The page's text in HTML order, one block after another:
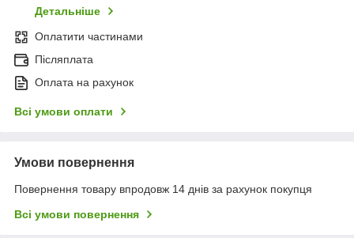
Детальніше
Оплатити частинами
Післяплата
Оплата на рахунок
Всі умови оплати
Умови повернення
Повернення товару впродовж 14 днів за рахунок покупця
Всі умови повернення